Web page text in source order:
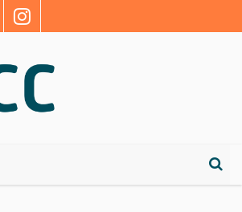
Busca